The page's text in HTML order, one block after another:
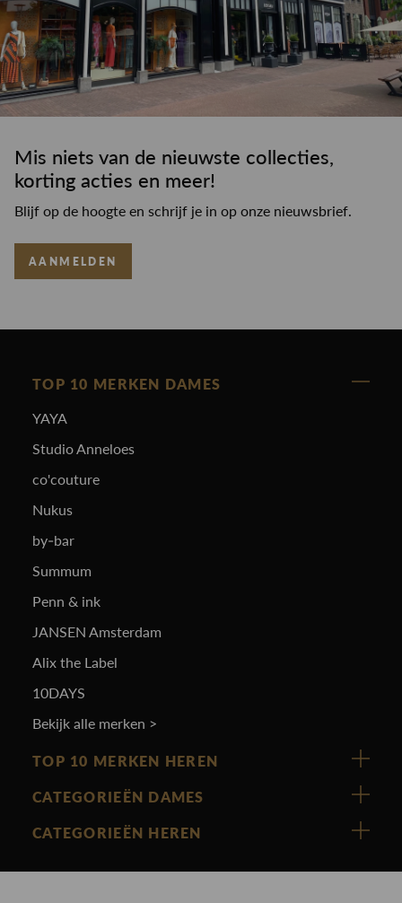
Mis niets van de nieuwste collecties,
korting acties en meer!
Blijf op de hoogte en schrijf je in op onze nieuwsbrief.
AANMELDEN
TOP 10 MERKEN DAMES
YAYA
Studio Anneloes
co'couture
Nukus
by-bar
Summum
Penn & ink
JANSEN Amsterdam
Alix the Label
10DAYS
Bekijk alle merken >
TOP 10 MERKEN HEREN
Vanguard
Cast Iron
CATEGORIEËN DAMES
Nieuw binnen
CATEGORIEËN HEREN